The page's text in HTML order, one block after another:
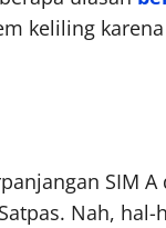
keliling
SIM A
Nah, hal-